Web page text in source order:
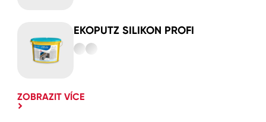
EKOPUTZ SILIKON PROFI
ZOBRAZIT VÍCE